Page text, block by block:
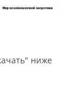
ниже